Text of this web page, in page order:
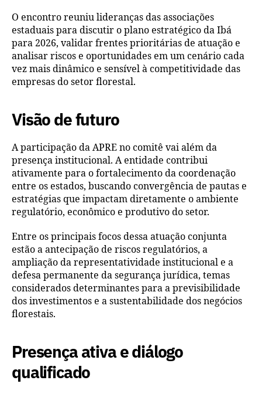
O encontro reuniu lideranças das associações
estaduais para discutir o plano estratégico da Ibá
para 2026, validar frentes prioritárias de atuação e
analisar riscos e oportunidades em um cenário cada
vez mais dinâmico e sensível à competitividade das
empresas do setor florestal.
Visão de futuro
A participação da APRE no comitê vai além da
presença institucional. A entidade contribui
ativamente para o fortalecimento da coordenação
entre os estados, buscando convergência de pautas e
estratégias que impactam diretamente o ambiente
regulatório, econômico e produtivo do setor.
Entre os principais focos dessa atuação conjunta
estão a antecipação de riscos regulatórios, a
ampliação da representatividade institucional e a
defesa permanente da segurança jurídica, temas
considerados determinantes para a previsibilidade
dos investimentos e a sustentabilidade dos negócios
florestais.
Presença ativa e diálogo
qualificado